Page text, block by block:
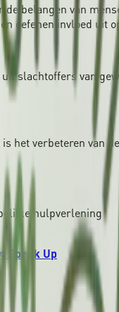
de belangen van
oefenen invloed uit
slachtoffers van
het verbeteren van
hulpverlening
Speak Up